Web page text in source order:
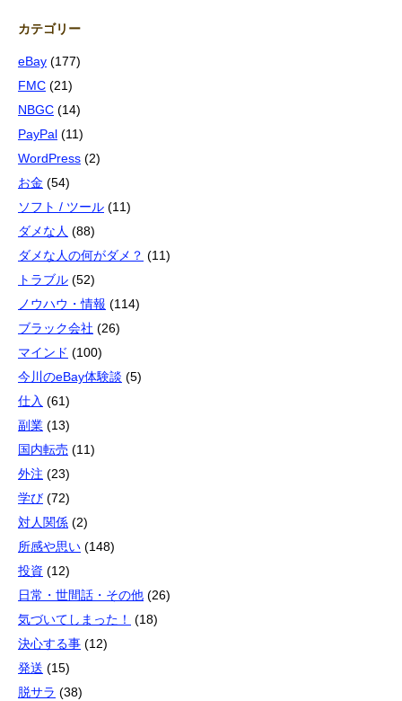
カテゴリー
eBay (177)
FMC (21)
NBGC (14)
PayPal (11)
WordPress (2)
お金 (54)
ソフト / ツール (11)
ダメな人 (88)
ダメな人の何がダメ？ (11)
トラブル (52)
ノウハウ・情報 (114)
ブラック会社 (26)
マインド (100)
今川のeBay体験談 (5)
仕入 (61)
副業 (13)
国内転売 (11)
外注 (23)
学び (72)
対人関係 (2)
所感や思い (148)
投資 (12)
日常・世間話・その他 (26)
気づいてしまった！
(18)
決心する事 (12)
発送 (15)
脱サラ (38)